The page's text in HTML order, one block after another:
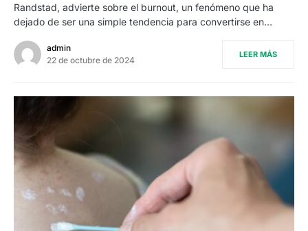
Randstad, advierte sobre el burnout, un fenómeno que ha
dejado de ser una simple tendencia para convertirse en…
admin
22 de octubre de 2024
LEER MÁS